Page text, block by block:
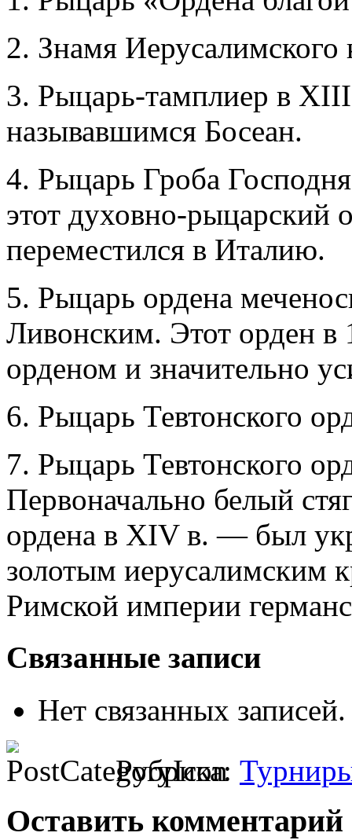
2. Знамя Иерусалимского
3. Рыцарь-тамплиер в
называвшимся Босеан.
4. Рыцарь Гроба
этот духовно-рыцарский
переместился в Италию.
5. Рыцарь ордена
Ливонским. Этот орден в
орденом и значительно
6. Рыцарь Тевтонского
7. Рыцарь Тевтонского
Первоначально белый
ордена в XIV в. — был
золотым иерусалимским
Римской империи
Связанные записи
Нет связанных записей.
Рубрика:
Оставить комментарий